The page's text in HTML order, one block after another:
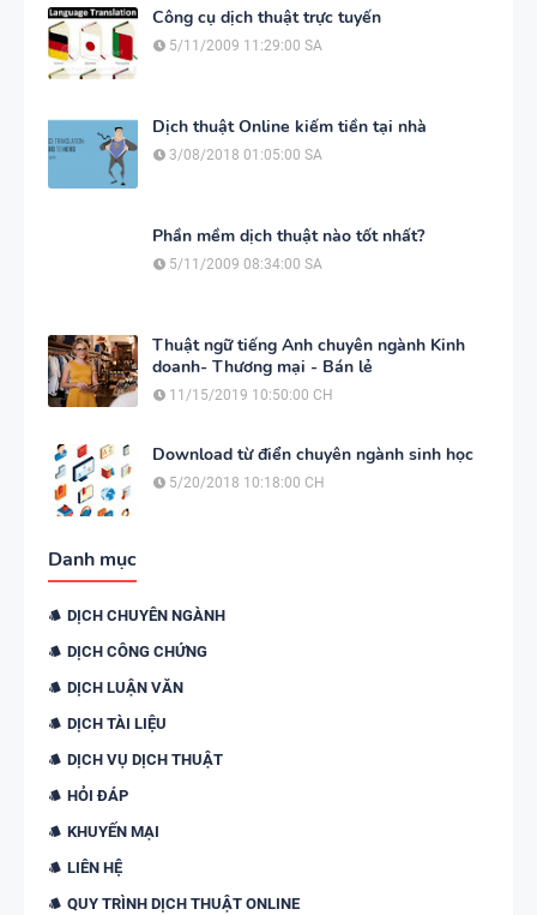
Công cụ dịch thuật trực tuyến
5/11/2009 11:29:00 SA
Dịch thuật Online kiếm tiền tại nhà
3/08/2018 01:05:00 SA
Phần mềm dịch thuật nào tốt nhất?
5/11/2009 08:34:00 SA
Thuật ngữ tiếng Anh chuyên ngành Kinh
doanh- Thương mại - Bán lẻ
11/15/2019 10:50:00 CH
Download từ điển chuyên ngành sinh học
5/20/2018 10:18:00 CH
Danh mục
DỊCH CHUYÊN NGÀNH
DỊCH CÔNG CHỨNG
DỊCH LUẬN VĂN
DỊCH TÀI LIỆU
DỊCH VỤ DỊCH THUẬT
HỎI ĐÁP
KHUYẾN MẠI
LIÊN HỆ
QUY TRÌNH DỊCH THUẬT ONLINE